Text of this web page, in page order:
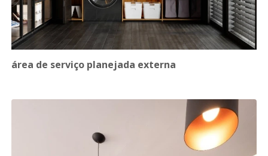
área de serviço planejada externa